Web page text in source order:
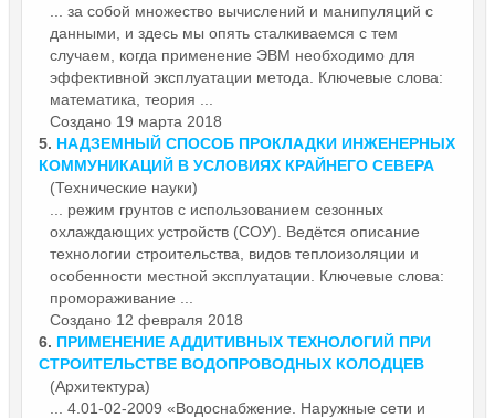
... за собой множество вычислений и манипуляций с
данными, и здесь мы опять сталкиваемся с тем
случаем, когда применение ЭВМ необходимо для
эффективной эксплуатации метода. Ключевые слова:
математика, теория ...
Создано 19 марта 2018
5. НАДЗЕМНЫЙ СПОСОБ ПРОКЛАДКИ ИНЖЕНЕРНЫХ
КОММУНИКАЦИЙ В УСЛОВИЯХ КРАЙНЕГО СЕВЕРА
(Технические науки)
... режим грунтов с использованием сезонных
охлаждающих устройств (СОУ). Ведётся описание
технологии строительства, видов теплоизоляции и
особенности местной эксплуатации . Ключевые слова:
промораживание ...
Создано 12 февраля 2018
6. ПРИМЕНЕНИЕ АДДИТИВНЫХ ТЕХНОЛОГИЙ ПРИ
СТРОИТЕЛЬСТВЕ ВОДОПРОВОДНЫХ КОЛОДЦЕВ
(Архитектура)
... 4.01-02-2009 «Водоснабжение. Наружные сети и